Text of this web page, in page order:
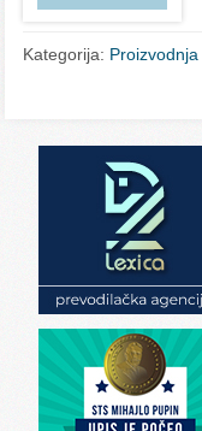
Kategorija: